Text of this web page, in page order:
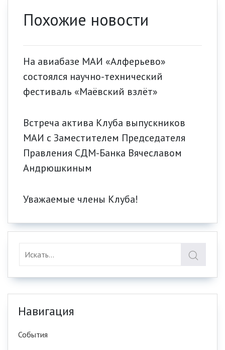
Похожие новости
На авиабазе МАИ «Алферьево»
состоялся научно-технический
фестиваль «Маёвский взлёт»
Встреча актива Клуба выпускников
МАИ с Заместителем Председателя
Правления СДМ-Банка Вячеславом
Андрюшкиным
Уважаемые члены Клуба!
Навигация
События